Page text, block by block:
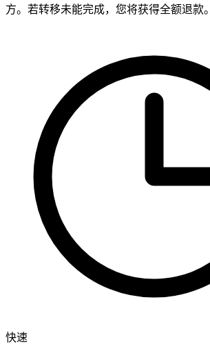
方。若转移未能完成，您将获得全额退款。
快速